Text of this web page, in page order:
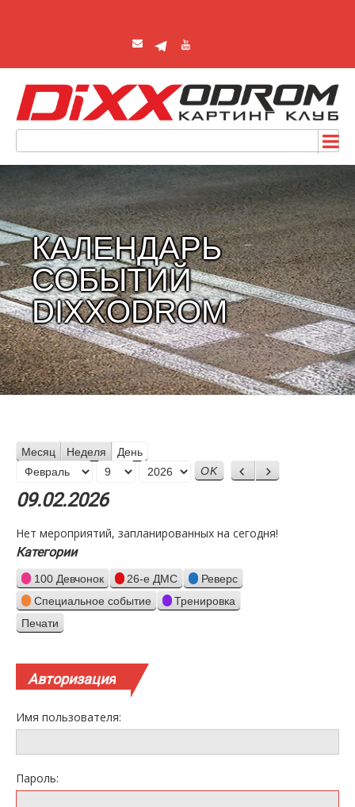
КАЛЕНДАРЬ
СОБЫТИЙ
DIXXODROM
Месяц Неделя День
Месяц
День
Год
Назад
Вперед
09.02.2026
Нет мероприятий, запланированных на сегодня!
Категории
100 Девчонок 26-е ДМС
Реверс
Специальное событие
Тренировка
Просмотр
Печати
Авторизация
Имя пользователя:
Пароль: